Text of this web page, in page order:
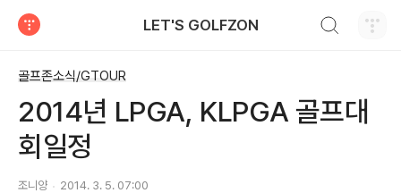
LET'S GOLFZON
골프존소식/GTOUR
2014년 LPGA, KLPGA 골프대
회일정
조니양 2014. 3. 5. 07:00